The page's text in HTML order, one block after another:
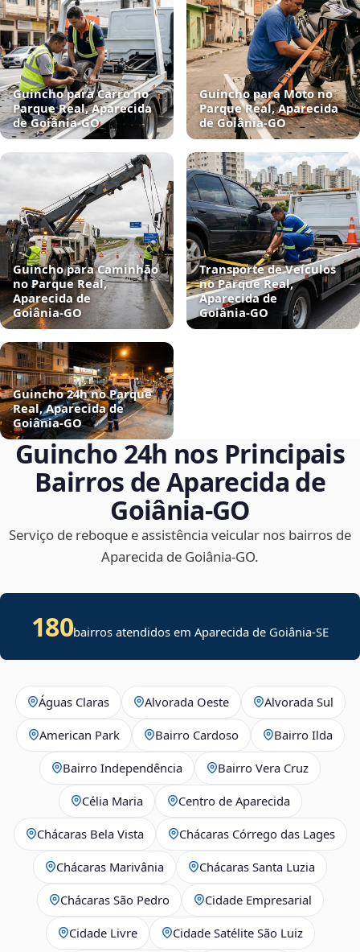
Guincho para Carro no
Parque Real, Aparecida
de Goiânia‑GO
Guincho para Moto no
Parque Real, Aparecida
de Goiânia‑GO
Guincho para Caminhão
no Parque Real,
Aparecida de
Goiânia‑GO
Transporte de Veículos
no Parque Real,
Aparecida de
Goiânia‑GO
Guincho 24h no Parque
Real, Aparecida de
Goiânia‑GO
Guincho 24h nos Principais
Bairros de Aparecida de
Goiânia‑GO
Serviço de reboque e assistência veicular nos bairros de
Aparecida de Goiânia‑GO.
180bairros atendidos emAparecida de Goiânia-SE
Águas Claras Alvorada Oeste Alvorada Sul
American Park Bairro Cardoso Bairro Ilda
Bairro Independência Bairro Vera Cruz
Célia Maria Centro de Aparecida
Chácaras Bela Vista Chácaras Córrego das Lages
Chácaras Marivânia Chácaras Santa Luzia
Chácaras São Pedro Cidade Empresarial
Cidade Livre Cidade Satélite São Luiz